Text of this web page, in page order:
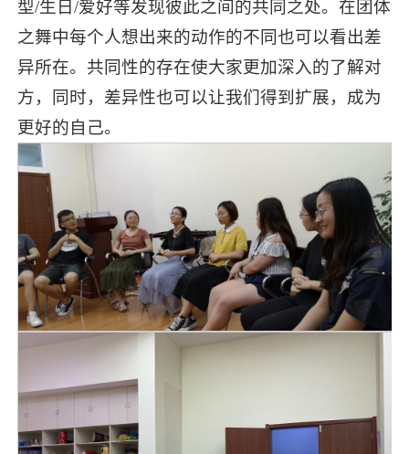
型/生日/爱好等发现彼此之间的共同之处。在团体
之舞中每个人想出来的动作的不同也可以看出差
异所在。共同性的存在使大家更加深入的了解对
方，同时，差异性也可以让我们得到扩展，成为
更好的自己。